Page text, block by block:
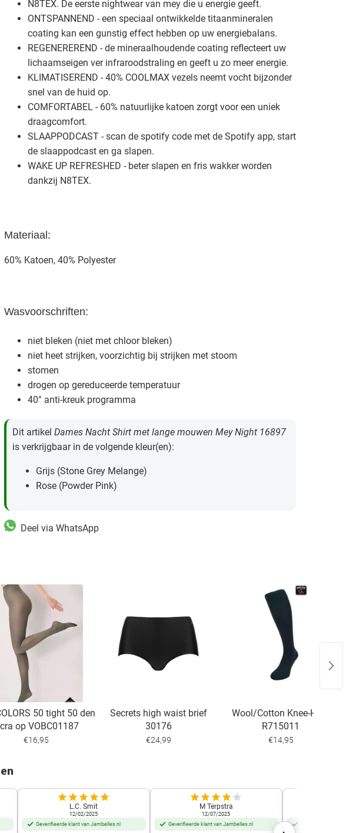
N8TEX. De eerste nightwear van mey die u energie geeft.
ONTSPANNEND - een speciaal ontwikkelde titaanmineralen
coating kan een gunstig effect hebben op uw energiebalans.
REGENEREREND - de mineraalhoudende coating reflecteert uw
lichaamseigen ver infraroodstraling en geeft u zo meer energie.
KLIMATISEREND - 40% COOLMAX vezels neemt vocht bijzonder
snel van de huid op.
COMFORTABEL - 60% natuurlijke katoen zorgt voor een uniek
draagcomfort.
SLAAPPODCAST - scan de spotify code met de Spotify app, start
de slaappodcast en ga slapen.
WAKE UP REFRESHED - beter slapen en fris wakker worden
dankzij N8TEX.
Materiaal:
60% Katoen, 40% Polyester
Wasvoorschriften:
niet bleken (niet met chloor bleken)
niet heet strijken, voorzichtig bij strijken met stoom
stomen
drogen op gereduceerde temperatuur
40° anti-kreuk programma
Dit artikel Dames Nacht Shirt met lange mouwen Mey Night 16897
is verkrijgbaar in de volgende kleur(en):
Grijs (Stone Grey Melange)
Rose (Powder Pink)
Deel via WhatsApp
50 tight 50 den
op VOBC01187
€16,95
Secrets high waist brief
30176
€24,99
Wool/Cotton Knee-High
R715011
€14,95
L.C. Smit
12/02/2025
Geverifieerde klant van Jambelles.nl
M Terpstra
12/07/2025
Geverifieerde klant van Jambelles.nl